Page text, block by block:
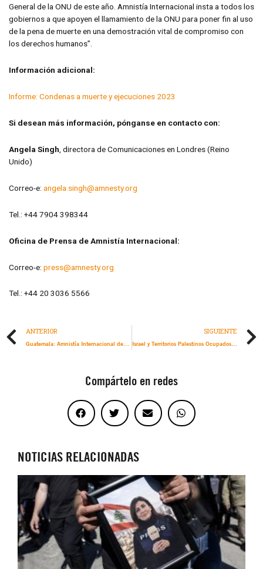
General de la ONU de este año. Amnistía Internacional insta a todos los
gobiernos a que apoyen el llamamiento de la ONU para poner fin al uso
de la pena de muerte en una demostración vital de compromiso con
los derechos humanos”.
Información adicional:
Informe: Condenas a muerte y ejecuciones 2023
Si desean más información, pónganse en contacto con:
Angela Singh , directora de Comunicaciones en Londres (Reino
Unido)
Correo-e: angela.singh@amnesty.org
Tel.: +44 7904 398344
Oficina de Prensa de Amnistía Internacional:
Correo-e: press@amnesty.org
Tel.: +44 20 3036 5566
ANTERIOR
Guatemala: Amnistía Internacional denuncia sesgo de género en la criminalización sistemática de personas operadores de justicia y defensoras de derechos humanos
SIGUIENTE
Israel y Territorios Palestinos Ocupados: Las solicitudes a la Corte Penal Internacional para que dicte órdenes de detención contra Netanyahu, Sinwar y otros altos cargos israelíes y de Hamás, un paso fundamental para lograr justicia
Compártelo en redes
NOTICIAS RELACIONADAS